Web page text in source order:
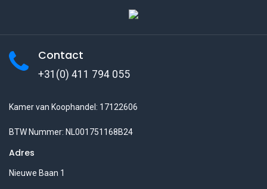
Contact
+31(0) 411 794 055
Kamer van Koophandel: 17122606
BTW Nummer: NL001751168B24
Adres
Nieuwe Baan 1